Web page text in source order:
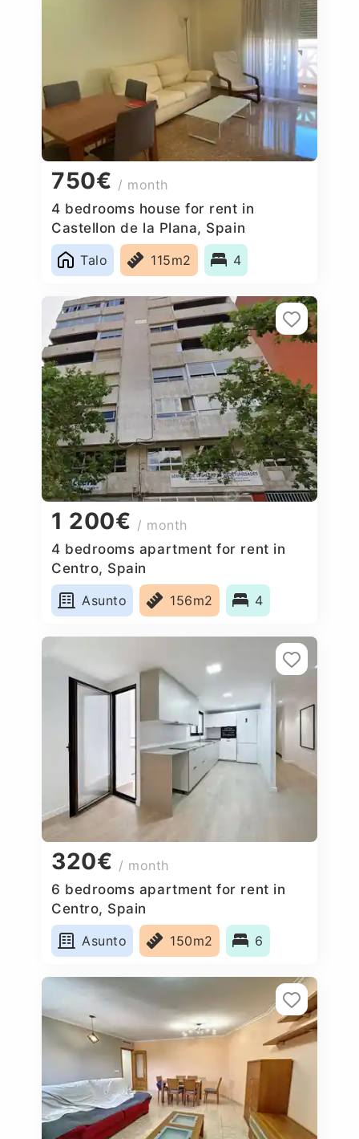
750€ / month
4 bedrooms house for rent in
Castellon de la Plana, Spain
Talo
115m2 4
1 200€ / month
4 bedrooms apartment for rent in
Centro, Spain
Asunto
156m2 4
320€ / month
6 bedrooms apartment for rent in
Centro, Spain
Asunto
150m2 6